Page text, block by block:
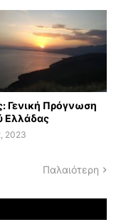
Γενική Πρόγνωση
Ελλάδας
2023
Παλαιότερη